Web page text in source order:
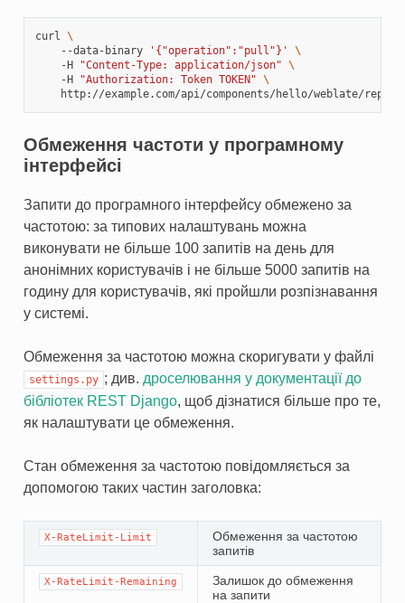
curl \
    --data-binary
'{"operation":"pull"}'
\
    -H
"Content-Type: application/json" \
    -H
"Authorization: Token TOKEN" \
Обмеження частоти у програмному
інтерфейсі
Запити до програмного інтерфейсу обмежено за
частотою: за типових налаштувань можна
виконувати не більше 100 запитів на день для
анонімних користувачів і не більше 5000 запитів на
годину для користувачів, які пройшли розпізнавання
у системі.
Обмеження за частотою можна скоригувати у файлі
settings.py ; див. дроселювання у документації до
бібліотек REST Django, щоб дізнатися більше про те,
як налаштувати це обмеження.
Стан обмеження за частотою повідомляється за
допомогою таких частин заголовка:
X-RateLimit-Limit
Обмеження за частотою
запитів
X-RateLimit-Remaining
Залишок до обмеження
на запити